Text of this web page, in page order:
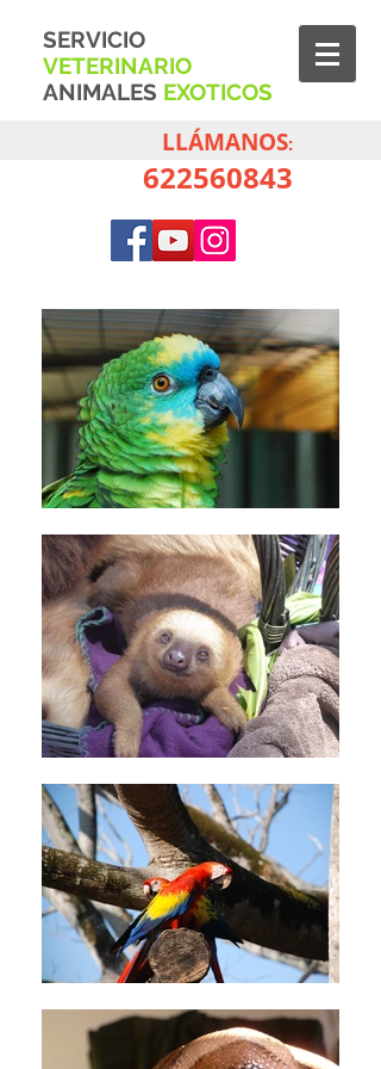
SERVICIO
VETERINARIO
ANIMALES EXOTICOS
LLÁMANOS:
622560843